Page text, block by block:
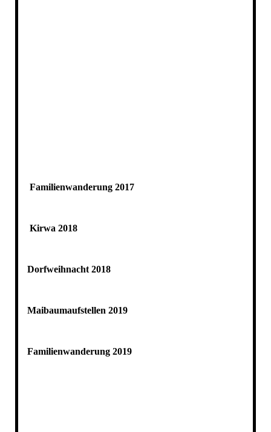
Familienwanderung 2017
Kirwa 2018
Dorfweihnacht 2018
Maibaumaufstellen 2019
Familienwanderung 2019